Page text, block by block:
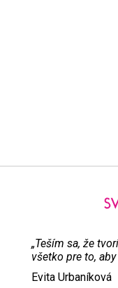
„Teším sa, že
všetko pre to,
Evita Urbaníková